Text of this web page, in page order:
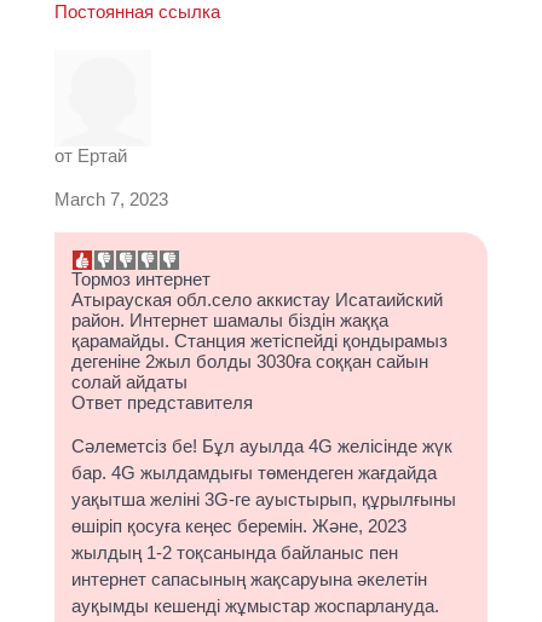
Постоянная ссылка
от Ертай
March 7, 2023
Тормоз интернет
Атырауская обл.село аккистау Исатаийский
район. Интернет шамалы біздін жаққа
қарамайды. Станция жетіспейді қондырамыз
дегеніне 2жыл болды 3030ға соққан сайын
солай айдаты
Ответ представителя
Сәлеметсіз бе! Бұл ауылда 4G желісінде жүк
бар. 4G жылдамдығы төмендеген жағдайда
уақытша желіні 3G-ге ауыстырып, құрылғыны
өшіріп қосуға кеңес беремін. Және, 2023
жылдың 1-2 тоқсанында байланыс пен
интернет сапасының жақсаруына әкелетін
ауқымды кешенді жұмыстар жоспарлануда.